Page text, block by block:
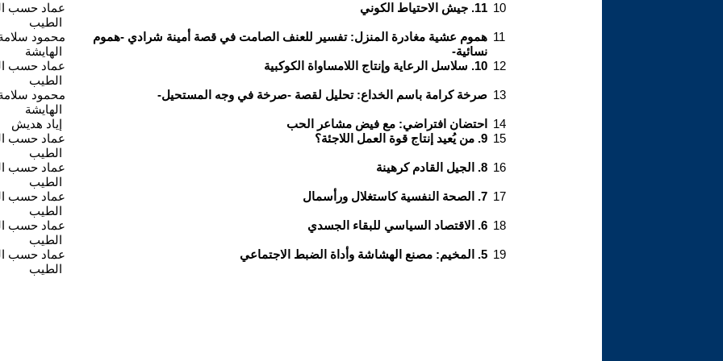
عماد حسب
الطيب
11. جيش الاحتياط الكوني 10
محمود
الهايشة
هموم عشية مغادرة المنزل: تفسير للعنف الصامت في قصة أمينة شرادي -هموم
نسائية-
11
عماد حسب
الطيب
10. سلاسل الرعاية وإنتاج اللامساواة الكوكبية 12
محمود
الهايشة
صرخة كرامة باسم الخداع: تحليل لقصة -صرخة في وجه المستحيل- 13
إياد هديش احتضان افتراضي: مع فيض مشاعر الحب
14
عماد حسب
الطيب
9. من يُعيد إنتاج قوة العمل اللاجئة؟ 15
عماد حسب
الطيب
8. الجيل القادم كرهينة 16
عماد حسب
الطيب
7. الصحة النفسية كاستغلال ورأسمال 17
عماد حسب
الطيب
6. الاقتصاد السياسي للبقاء الجسدي 18
عماد حسب
الطيب
5. المخيم: مصنع الهشاشة وأداة الضبط الاجتماعي 19